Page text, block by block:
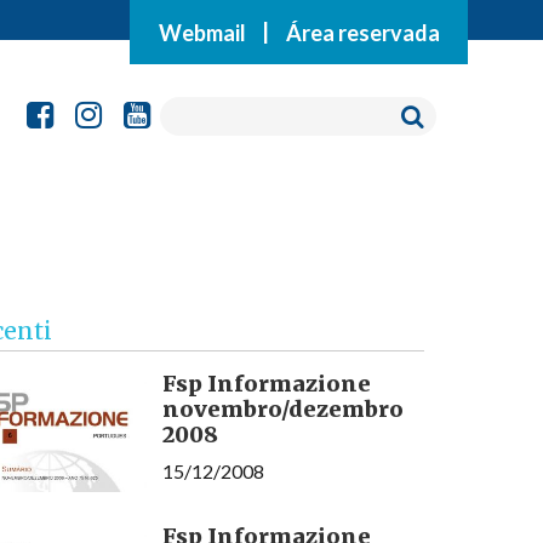
Webmail Área reservada
Fsp Informazione
novembro/dezembro
2008
15/12/2008
Fsp Informazione